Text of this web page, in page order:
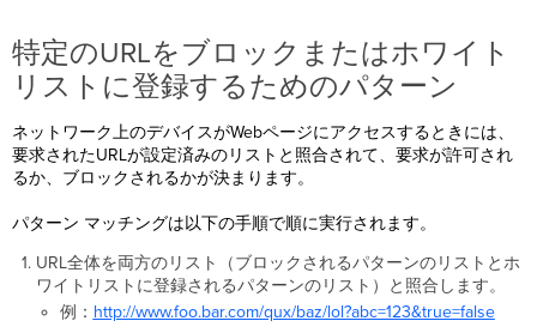
特定のURLをブロックまたはホワイト
リストに登録するためのパターン
ネットワーク上のデバイスがWebページにアクセスするときには、
要求されたURLが設定済みのリストと照合されて、要求が許可され
るか、ブロックされるかが決まります。
パターン マッチングは以下の手順で順に実行されます。
URL全体を両方のリスト（ブロックされるパターンのリストとホ
ワイトリストに登録されるパターンのリスト）と照合します。
例： http://www.foo.bar.com/qux/baz/lol?abc=123&true=false